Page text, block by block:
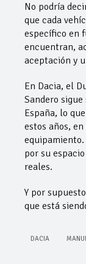
No podría
que cada
específico en
encuentran,
aceptación y
En Dacia, el
Sandero
España, lo
estos años,
equipamiento.
por su
reales.
Y por
que está
DACIA